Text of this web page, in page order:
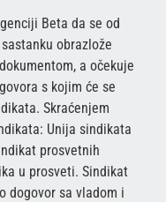
Beta da se od
obrazlože
a očekuje
s kojim će se
Skraćenjem
Unija sindikata
prosvetnih
u prosveti. Sindikat
dogovor sa vladom i